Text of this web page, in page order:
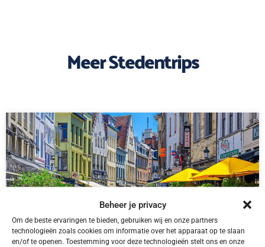
Beheer je privacy
Om de beste ervaringen te bieden, gebruiken wij en onze partners
technologieën zoals cookies om informatie over het apparaat op te slaan
en/of te openen. Toestemming voor deze technologieën stelt ons en onze
Meer Stedentrips